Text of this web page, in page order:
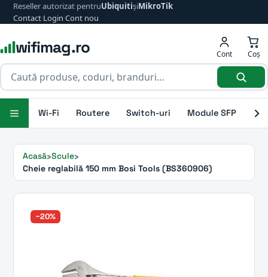
Reseller autorizat pentruUbiquitișiMikroTik
Contact·Login·Cont nou
wifimag.ro Cont Coș
Wi-Fi Routere Switch-uri Module SFP
Acasă Scule
Cheie reglabilă 150 mm Bosi Tools (BS360906)
−20%